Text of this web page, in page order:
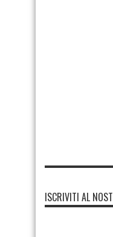
ISCRIVITI AL